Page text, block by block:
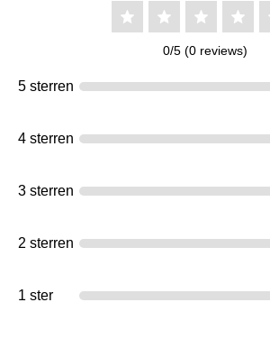
0/5 (0 reviews)
5 sterren
4 sterren
3 sterren
2 sterren
1 ster